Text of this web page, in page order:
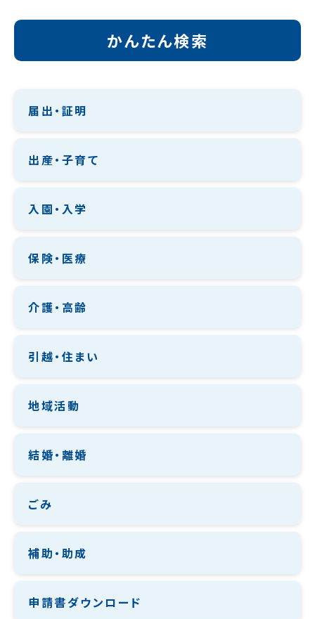
かんたん検索
届出・証明
出産・子育て
入園・入学
保険・医療
介護・高齢
引越・住まい
地域活動
結婚・離婚
ごみ
補助・助成
申請書ダウンロード